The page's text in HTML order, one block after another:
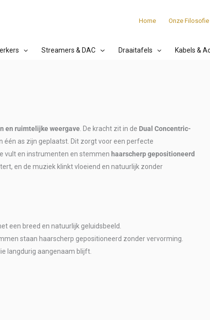
Home Onze Filosofie
Streamers & DAC Draaitafels Kabels &
en ruimtelijke weergave. De kracht zit in de Dual Concentric-
één as zijn geplaatst. Dit zorgt voor een perfecte
vult en instrumenten en stemmen haarscherp gepositioneerd
en de muziek klinkt vloeiend en natuurlijk zonder
een breed en natuurlijk geluidsbeeld.
staan haarscherp gepositioneerd zonder vervorming.
langdurig aangenaam blijft.